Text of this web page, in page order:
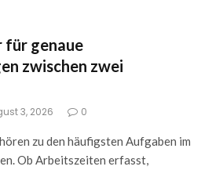
für genaue
zwischen zwei
3, 2026 0
zu den häufigsten Aufgaben im
Ob Arbeitszeiten erfasst,